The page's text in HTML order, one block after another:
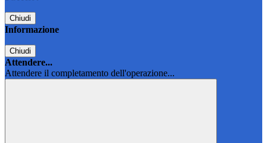
Chiudi
Informazione
Chiudi
Attendere...
Attendere il completamento dell'operazione...